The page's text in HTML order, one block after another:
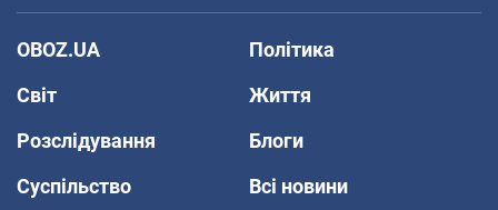
OBOZ.UA
Політика
Світ
Життя
Розслідування
Блоги
Суспільство
Всі новини